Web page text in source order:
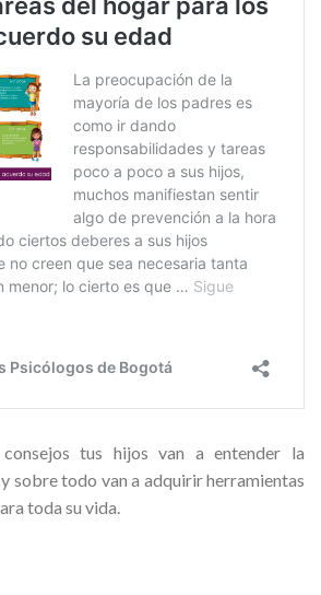
tus hijos van a entender la
sobre todo van a adquirir herramientas
toda su vida.